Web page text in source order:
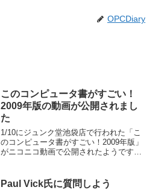
OPCDiary
このコンピュータ書がすごい！
2009年版の動画が公開されまし
た
1/10にジュンク堂池袋店で行われた「こ
のコンピュータ書がすごい！2009年版」
がニコニコ動画で公開されたようです。
動画を公開しました - 『このコンピュー
Paul Vick氏に質問しよう